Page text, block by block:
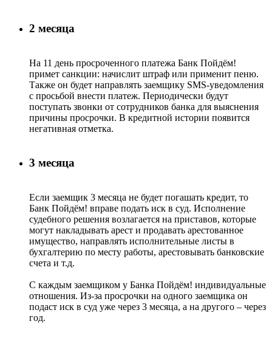
2 месяца
На 11 день просроченного платежа Банк Пойдём!
примет санкции: начислит штраф или применит пеню.
Также он будет направлять заемщику SMS-уведомления
с просьбой внести платеж. Периодически будут
поступать звонки от сотрудников банка для выяснения
причины просрочки. В кредитной истории появится
негативная отметка.
3 месяца
Если заемщик 3 месяца не будет погашать кредит, то
Банк Пойдём! вправе подать иск в суд. Исполнение
судебного решения возлагается на приставов, которые
могут накладывать арест и продавать арестованное
имущество, направлять исполнительные листы в
бухгалтерию по месту работы, арестовывать банковские
счета и т.д.
C каждым заемщиком у Банка Пойдём! индивидуальные
отношения. Из-за просрочки на одного заемщика он
подаст иск в суд уже через 3 месяца, а на другого – через
год.